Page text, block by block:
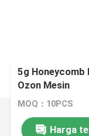
5g Honeycomb
Ozon Mesin
MOQ：10PCS
Harga